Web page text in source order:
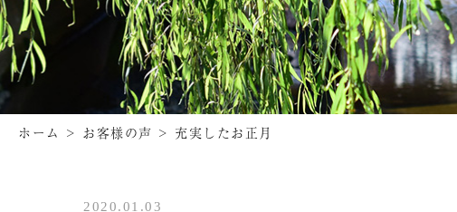
ホーム > お客様の声 > 充実したお正月
2020.01.03